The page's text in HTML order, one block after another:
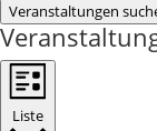
Veranstaltungen
Liste